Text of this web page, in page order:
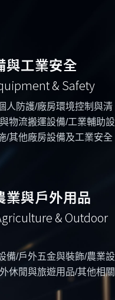
與工業安全
& Safety
人防護/廠房環境控制與清
物流搬運設備/工業輔助設
/其他廠房設備及工業安全
業與戶外用品
& Outdoor
備/戶外五金與裝飾/農業設
休閒與旅遊用品/其他相關